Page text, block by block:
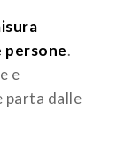
persone.
e
parta dalle